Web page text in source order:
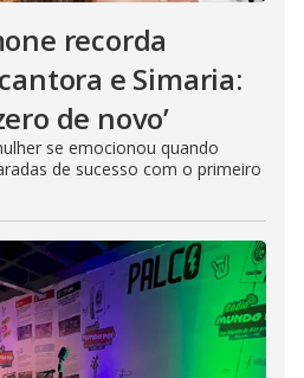
recorda
e Simaria:
de novo’
se emocionou quando
de sucesso com o primeiro